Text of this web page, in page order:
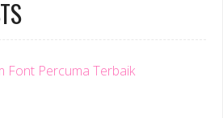
Font Percuma Terbaik